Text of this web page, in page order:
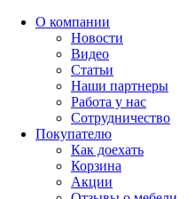
О компании
Новости
Видео
Статьи
Наши партнеры
Работа у нас
Сотрудничество
Покупателю
Как доехать
Корзина
Акции